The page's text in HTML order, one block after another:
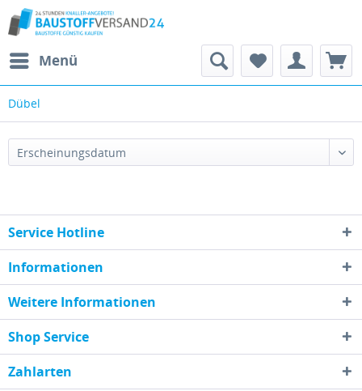
Menü
Dübel
Service Hotline
Informationen
Weitere Informationen
Shop Service
Zahlarten